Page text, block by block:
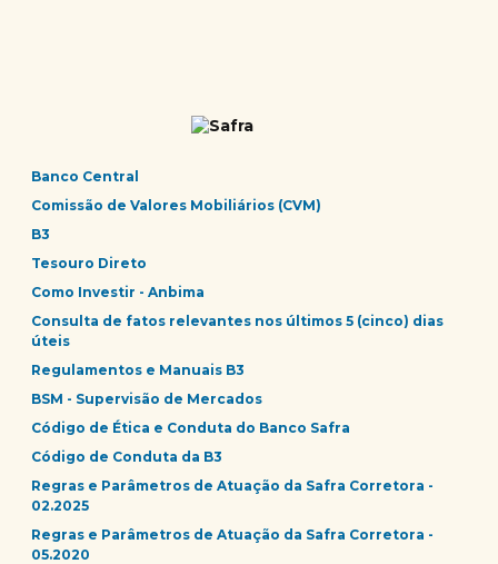
Banco Central
Comissão de Valores Mobiliários (CVM)
B3
Tesouro Direto
Como Investir - Anbima
Consulta de fatos relevantes nos últimos 5 (cinco) dias
úteis
Regulamentos e Manuais B3
BSM - Supervisão de Mercados
Código de Ética e Conduta do Banco Safra
Código de Conduta da B3
Regras e Parâmetros de Atuação da Safra Corretora -
02.2025
Regras e Parâmetros de Atuação da Safra Corretora -
05.2020